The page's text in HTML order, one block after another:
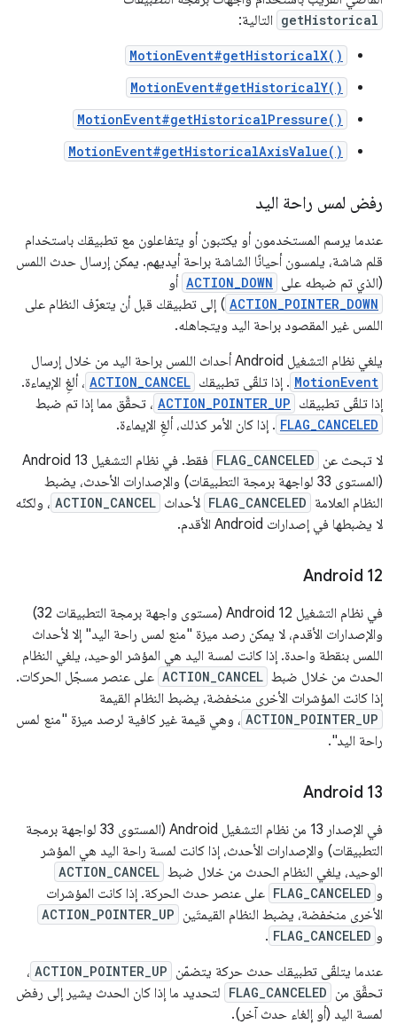
getHistorical التالية:
MotionEvent#getHistoricalX()
MotionEvent#getHistoricalY()
MotionEvent#getHistoricalPressure()
MotionEvent#getHistoricalAxisValue()
رفض لمس راحة اليد
عندما يرسم المستخدمون أو يكتبون أو يتفاعلون مع تطبيقك باستخدام
قلم شاشة، يلمسون أحيانًا الشاشة براحة أيديهم. يمكن إرسال حدث اللمس
(الذي تم ضبطه على ACTION_DOWN أو
ACTION_POINTER_DOWN ) إلى تطبيقك قبل أن يتعرّف النظام على
اللمس غير المقصود براحة اليد ويتجاهله.
يلغي نظام التشغيل Android أحداث اللمس براحة اليد من خلال إرسال
MotionEvent . إذا تلقّى تطبيقك ACTION_CANCEL ، ألغِ الإيماءة.
إذا تلقّى تطبيقك ACTION_POINTER_UP ، تحقَّق مما إذا تم ضبط
FLAG_CANCELED . إذا كان الأمر كذلك، ألغِ الإيماءة.
لا تبحث عن FLAG_CANCELED
فقط. في نظام التشغيل Android 13
(المستوى 33 لواجهة برمجة التطبيقات) والإصدارات الأحدث، يضبط
النظام العلامة FLAG_CANCELED لأحداث ACTION_CANCEL ، ولكنّه
لا يضبطها في إصدارات Android الأقدم.
Android 12
في نظام التشغيل Android 12 (مستوى واجهة برمجة التطبيقات 32)
والإصدارات الأقدم، لا يمكن رصد ميزة "منع لمس راحة اليد" إلا لأحداث
اللمس بنقطة واحدة. إذا كانت لمسة اليد هي المؤشر الوحيد، يلغي النظام
الحدث من خلال ضبط ACTION_CANCEL على عنصر مسجّل الحركات.
إذا كانت المؤشرات الأخرى منخفضة، يضبط النظام القيمة
ACTION_POINTER_UP ، وهي قيمة غير كافية لرصد ميزة "منع لمس
راحة اليد".
Android 13
في الإصدار 13 من نظام التشغيل Android (المستوى 33 لواجهة برمجة
التطبيقات) والإصدارات الأحدث، إذا كانت لمسة راحة اليد هي المؤشر
الوحيد، يلغي النظام الحدث من خلال ضبط ACTION_CANCEL
و FLAG_CANCELED على عنصر حدث الحركة. إذا كانت المؤشرات
الأخرى منخفضة، يضبط النظام القيمتَين ACTION_POINTER_UP
و FLAG_CANCELED
.
عندما يتلقّى تطبيقك حدث حركة يتضمّن ACTION_POINTER_UP ،
تحقَّق من FLAG_CANCELED لتحديد ما إذا كان الحدث يشير إلى رفض
لمسة اليد (أو إلغاء حدث آخر).